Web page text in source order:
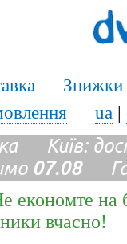
Знижки
ua |
Київ:
07.08
на
вчасно!